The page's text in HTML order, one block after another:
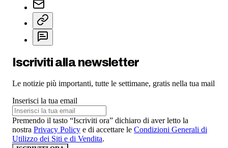
Iscriviti alla newsletter
Le notizie più importanti, tutte le settimane, gratis nella tua mail
Inserisci la tua email
Premendo il tasto “Iscriviti ora” dichiaro di aver letto la
nostra Privacy Policy e di accettare le Condizioni Generali di
Utilizzo dei Siti e di Vendita.